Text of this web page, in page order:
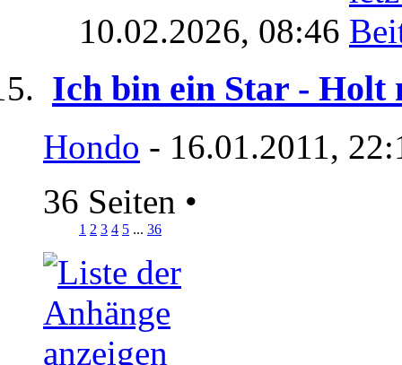
10.02.2026, 08:46
Ich bin ein Star - Holt
Hondo - 16.01.2011,
36 Seiten •
1 2 3 4 5 ... 36